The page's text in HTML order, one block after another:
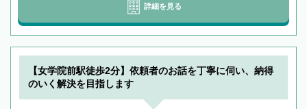
詳細を見る
【女学院前駅徒歩2分】依頼者のお話を丁寧に伺い、納得
のいく解決を目指します